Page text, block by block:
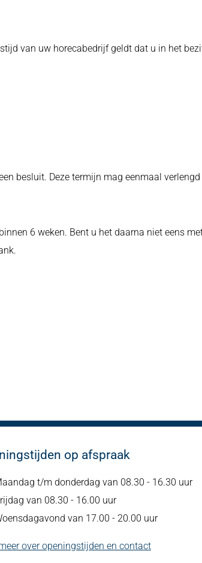
van uw horecabedrijf geldt dat u in het
besluit. Deze termijn mag eenmaal
6 weken. Bent u het daarna niet eens
op afspraak
t/m donderdag van 08.30 - 16.30 uur
van 08.30 - 16.00 uur
van 17.00 - 20.00 uur
over openingstijden en contact